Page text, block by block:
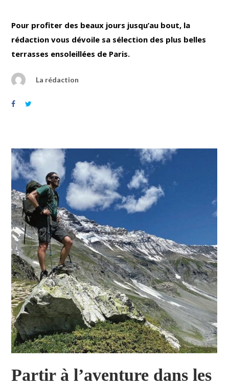
Pour profiter des beaux jours jusqu’au bout, la
rédaction vous dévoile sa sélection des plus belles
terrasses ensoleillées de Paris.
La rédaction
Partir à l’aventure dans les